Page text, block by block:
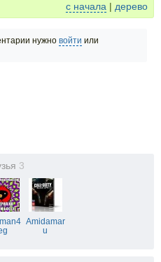
с начала | дерево
нужно войти или
3
Amidamar
u